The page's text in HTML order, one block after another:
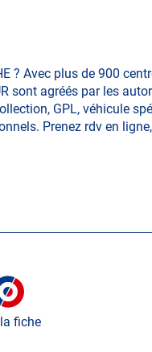
? Avec plus de 900
sont agréés par les
GPL, véhicule
Prenez rdv en
fiche